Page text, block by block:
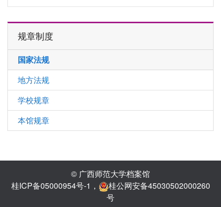
规章制度
国家法规
地方法规
学校规章
本馆规章
© 广西师范大学档案馆
桂ICP备05000954号-1 ，
桂公网安备45030502000260
号